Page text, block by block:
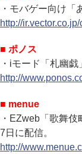
・モバゲー向け「
http://
■ ポノス
・iモード「札幽戯
http://
■ menue
・EZweb「歌舞
7日に配信。
http://